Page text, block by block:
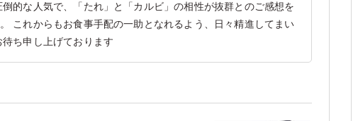
的な人気で、「たれ」と「カルビ」の相性が抜群とのご感想を
これからもお食事手配の一助となれるよう、日々精進してまい
ち申し上げております